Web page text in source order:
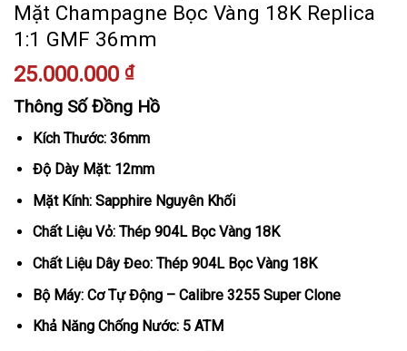
Mặt Champagne Bọc Vàng 18K Replica
1:1 GMF 36mm
25.000.000 ₫
Thông Số Đồng Hồ
Kích Thước: 36mm
Độ Dày Mặt: 12mm
Mặt Kính: Sapphire Nguyên Khối
Chất Liệu Vỏ: Thép 904L Bọc Vàng 18K
Chất Liệu Dây Đeo: Thép 904L Bọc Vàng 18K
Bộ Máy: Cơ Tự Động – Calibre 3255 Super Clone
Khả Năng Chống Nước: 5 ATM